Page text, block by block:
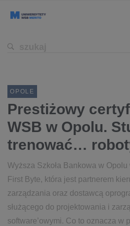
OPOLE
Prestiżowy
WSB w Opolu.
trenować…
Wyższa Szkoła Bankowa w Opolu
First Byte, która jest partnerem
zarządzania oraz dostawcą
służącego do projektowania i
software’owymi. Co to oznacza w